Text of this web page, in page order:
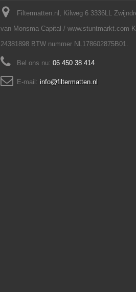
Filtermatten.nl, Kilweg 6 3336LL
van Monsma Capital / www.stuntmarkt.com
24381898 BTW nummer NL178602875B01.
Bel ons nu: 06 450 38 414
E-mail: info@filtermatten.nl